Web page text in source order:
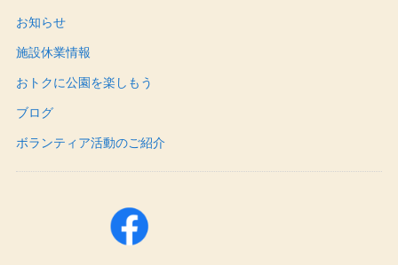
お知らせ
施設休業情報
おトクに公園を楽しもう
ブログ
ボランティア活動のご紹介